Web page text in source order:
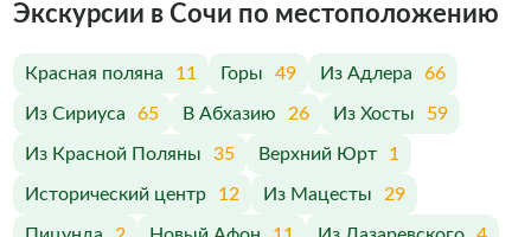
Экскурсии в Сочи по меcтоположению
Красная поляна 11 Горы 49 Из Адлера 66
Из Сириуса 65 В Абхазию 26 Из Хосты 59
Из Красной Поляны 35 Верхний Юрт 1
Исторический центр 12 Из Мацесты 29